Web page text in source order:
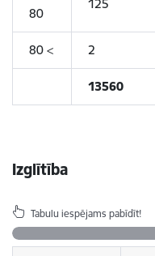
80
125
80 < 2
13560
Izglītība
Tabulu iespējams pabīdīt!